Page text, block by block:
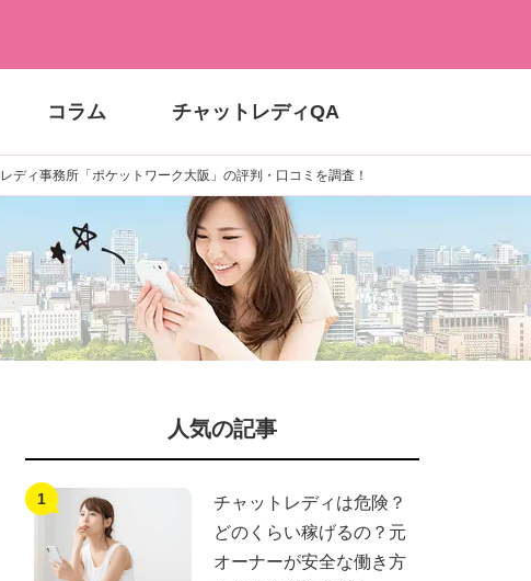
コラム チャットレディQA
ディ事務所「ポケットワーク大阪」の評判・口コミを調査！
人気の記事
チャットレディは危険？
どのくらい稼げるの？元
オーナーが安全な働き方